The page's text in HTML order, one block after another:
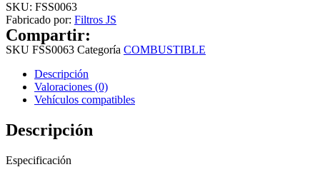
SKU: FSS0063
Fabricado por: Filtros JS
Compartir:
SKU FSS0063 Categoría COMBUSTIBLE
Descripción
Valoraciones (0)
Vehículos compatibles
Descripción
Especificación